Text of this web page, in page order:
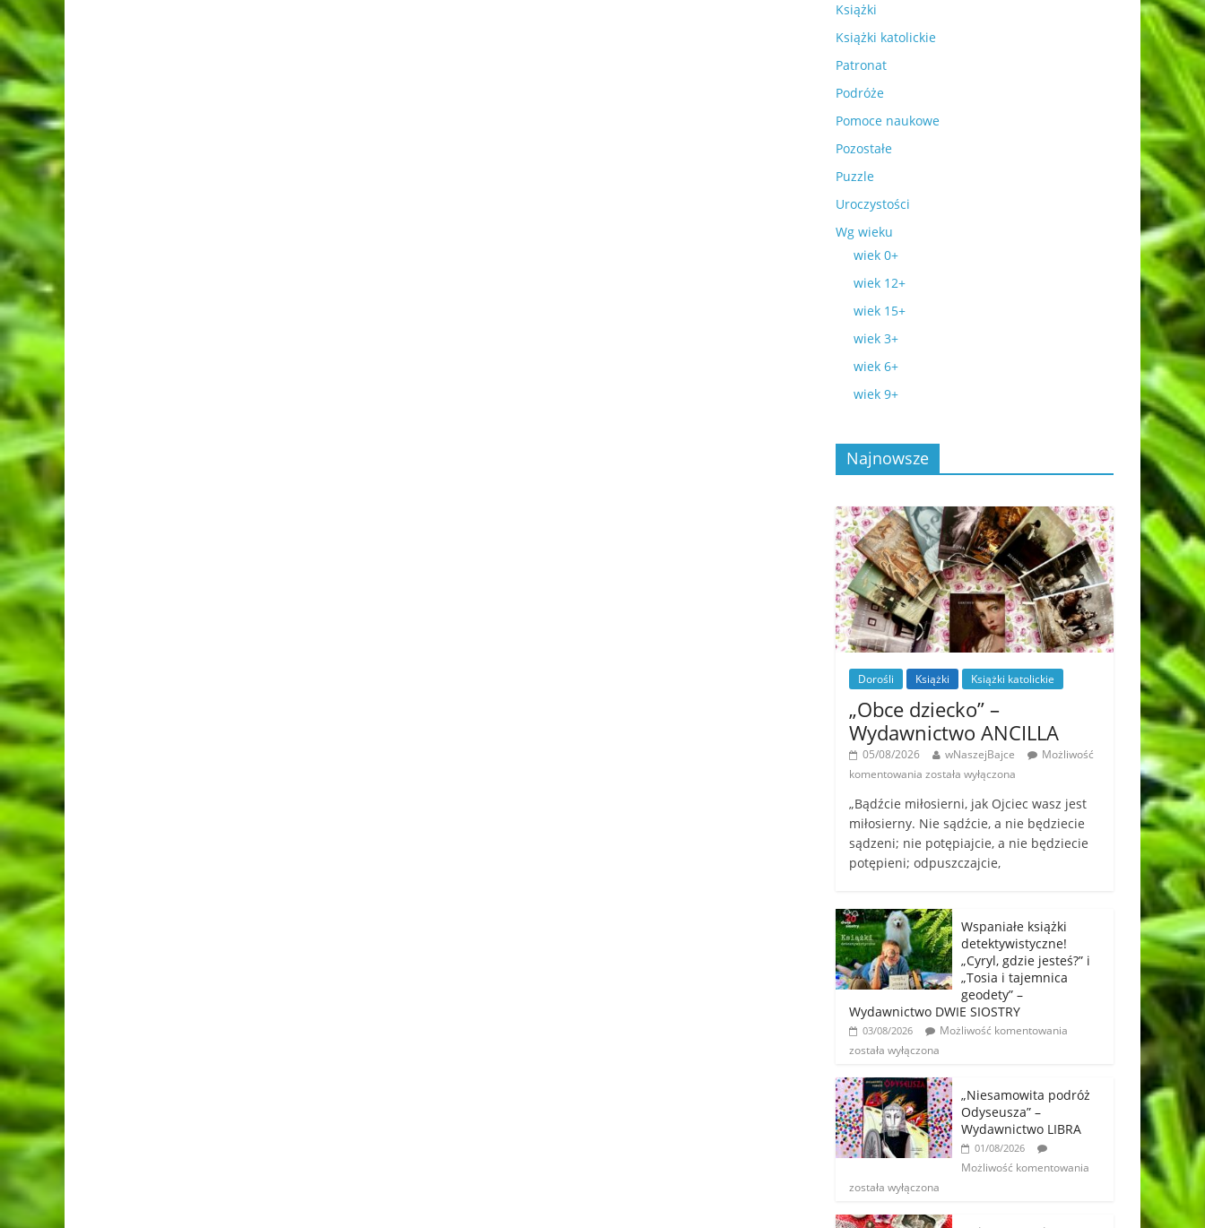
Książki
Książki katolickie
Patronat
Podróże
Pomoce naukowe
Pozostałe
Puzzle
Uroczystości
Wg wieku
wiek 0+
wiek 12+
wiek 15+
wiek 3+
wiek 6+
wiek 9+
Najnowsze
Dorośli Książki Książki katolickie
„Obce dziecko” –
Wydawnictwo ANCILLA
05/08/2026 wNaszejBajce
Możliwość
komentowania została wyłączona
„Bądźcie miłosierni, jak Ojciec wasz jest
miłosierny. Nie sądźcie, a nie będziecie
sądzeni; nie potępiajcie, a nie będziecie
potępieni; odpuszczajcie,
Wspaniałe książki
detektywistyczne!
„Cyryl, gdzie jesteś?” i
„Tosia i tajemnica
geodety” –
Wydawnictwo DWIE SIOSTRY
03/08/2026
Możliwość komentowania
została wyłączona
„Niesamowita podróż
Odyseusza” –
Wydawnictwo LIBRA
01/08/2026
Możliwość komentowania
została wyłączona